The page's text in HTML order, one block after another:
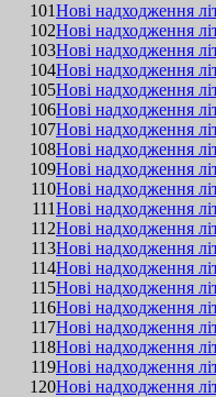
101Нові надходження
102Нові надходження
103Нові надходження
104Нові надходження
105Нові надходження
106Нові надходження
107Нові надходження
108Нові надходження
109Нові надходження
110Нові надходження
111Нові надходження
112Нові надходження
113Нові надходження
114Нові надходження
115Нові надходження
116Нові надходження
117Нові надходження
118Нові надходження
119Нові надходження
120Нові надходження